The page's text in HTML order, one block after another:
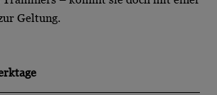
Geltung.